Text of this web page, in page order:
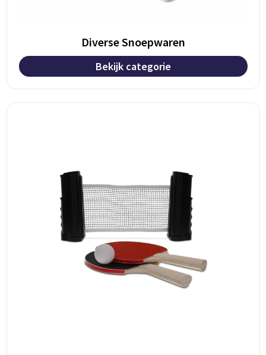
Diverse Snoepwaren
Bekijk categorie